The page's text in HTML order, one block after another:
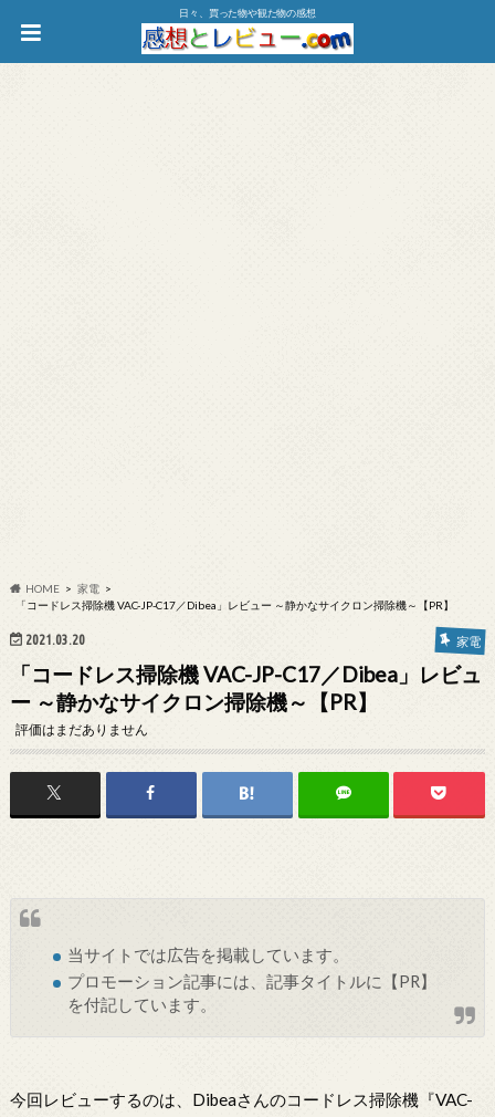
日々、買った物や観た物の感想
HOME
家電
「コードレス掃除機 VAC-JP-C17／Dibea」レビュー ～静かなサイクロン掃除機～【PR】
2021.03.20 家電
「コードレス掃除機 VAC-JP-C17／Dibea」レビュ
ー ～静かなサイクロン掃除機～【PR】
評価はまだありません
当サイトでは広告を掲載しています。
プロモーション記事には、記事タイトルに【PR】
を付記しています。
今回レビューするのは、Dibeaさんのコードレス掃除機『VAC-